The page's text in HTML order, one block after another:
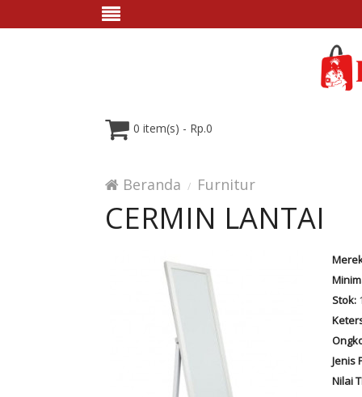
0 item(s) - Rp.0
Beranda Furnitur
CERMIN LANTAI
Stok:
Jenis
Nilai